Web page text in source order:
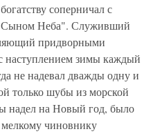
соперничал с
Сыном Неба". Служивший
придворными
зимы каждый
не надевал дважды одну и
только шубы из морской
надел на Новый год, было
мелкому чиновнику